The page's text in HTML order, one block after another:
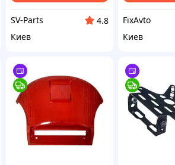
SV-Parts
4.8
Киев
FixAvto
Киев